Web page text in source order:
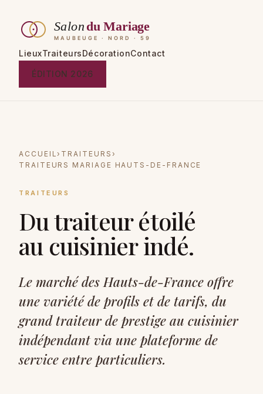
LieuxTraiteursDécorationContact
ÉDITION 2026
ACCUEIL› TRAITEURS ›
TRAITEURS MARIAGE HAUTS-DE-FRANCE
TRAITEURS
Du traiteur étoilé
au cuisinier indé.
Le marché des Hauts-de-France offre
une variété de profils et de tarifs, du
grand traiteur de prestige au cuisinier
indépendant via une plateforme de
service entre particuliers.